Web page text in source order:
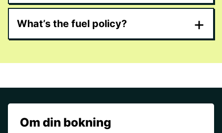
What’s the fuel policy? +
Om din bokning